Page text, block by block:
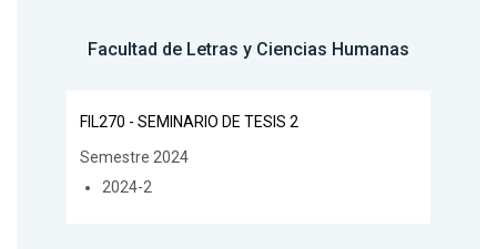
Facultad de Letras y Ciencias Humanas
FIL270 - SEMINARIO DE TESIS 2
Semestre 2024
2024-2